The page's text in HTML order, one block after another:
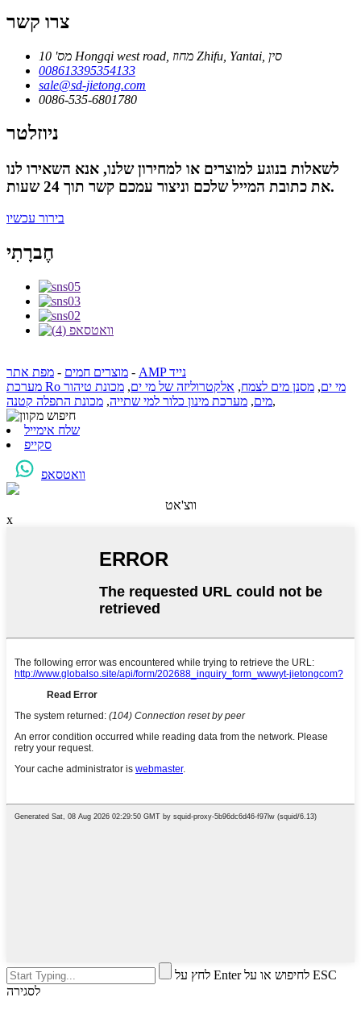
צרו קשר
מס' 10 Hongqi west road, מחוז Zhifu, Yantai, סין
008613395354133
sale@sd-jietong.com
0086-535-6801780
ניוזלטר
לשאלות בנוגע למוצרים או למחירון שלנו, אנא השאירו לנו
את כתובת המייל שלכם וניצור עמכם קשר תוך 24 שעות.
בירור עכשיו
חֶברָתִי
מוצרים חמים - מפת אתר -
AMP נייד
מערכת Ro מי ים, מסנן מים לצמח, אלקטרוליזה של מי ים, מכונת טיהור
מים, מערכת מינון כלור למי שתייה, מכונת התפלה קטנה ,
שלח אימייל
סקייפ
וואטסאפ
ווצ'אט
x
לחץ על Enter לחיפוש או על ESC
לסגירה